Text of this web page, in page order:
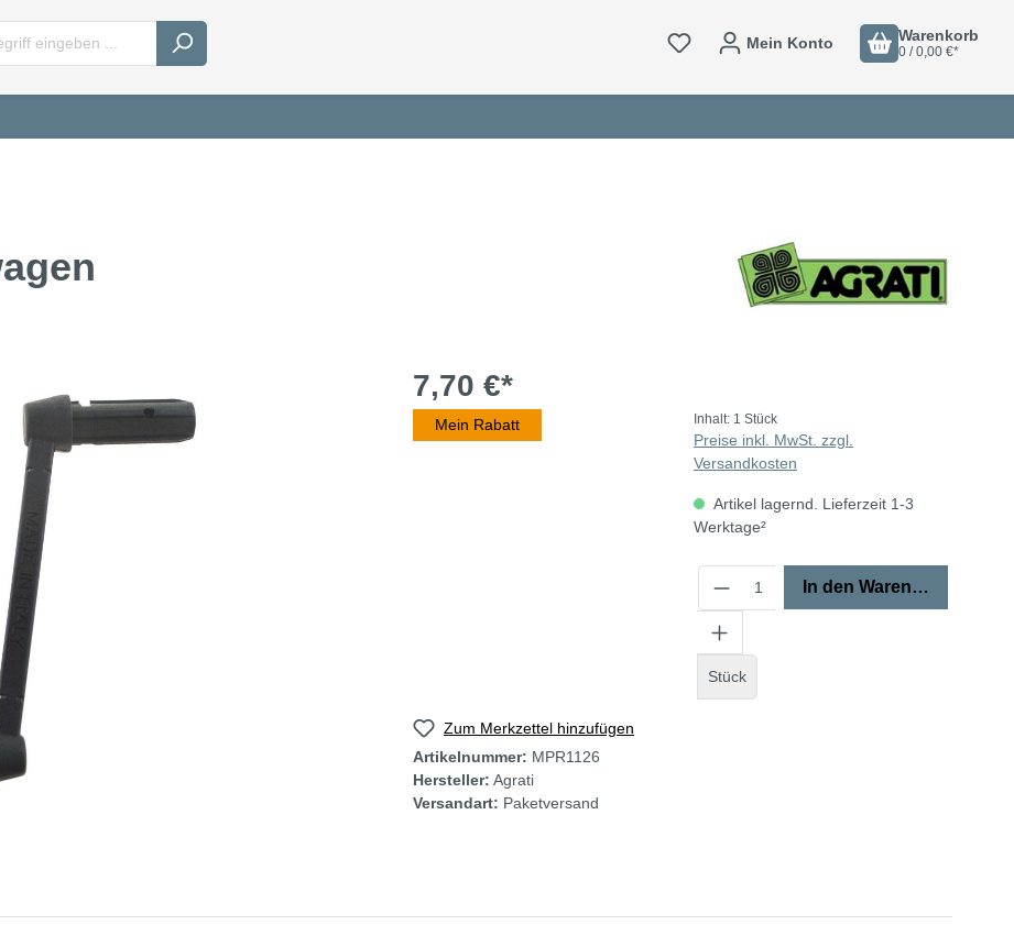
Mein Konto Warenkorb
0 / 0,00 €*
7,70 €*
Mein Rabatt Inhalt: 1 Stück
Preise inkl. MwSt. zzgl.
Versandkosten
Artikel lagernd. Lieferzeit 1-3
Werktage²
Stück
In den Warenkorb
Zum Merkzettel hinzufügen
Artikelnummer: MPR1126
Hersteller: Agrati
Versandart: Paketversand